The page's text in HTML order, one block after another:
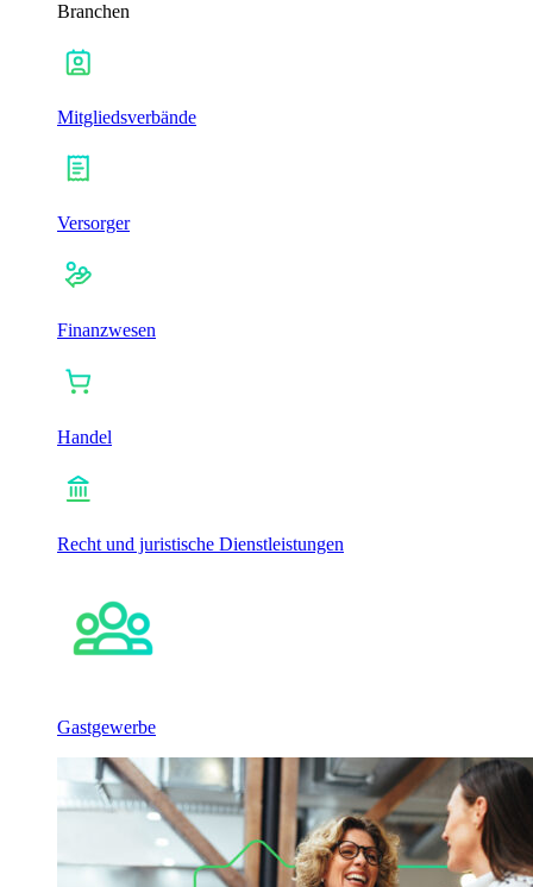
Branchen
Mitgliedsverbände
Versorger
Finanzwesen
Handel
Recht und juristische Dienstleistungen
Gastgewerbe